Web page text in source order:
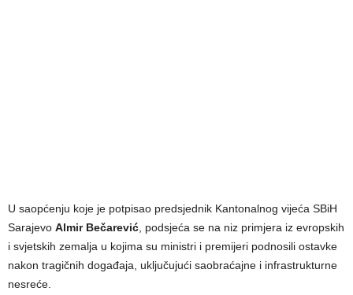
U saopćenju koje je potpisao predsjednik Kantonalnog vijeća SBiH
Sarajevo Almir Bečarević , podsjeća se na niz primjera iz evropskih
i svjetskih zemalja u kojima su ministri i premijeri podnosili ostavke
nakon tragičnih događaja, uključujući saobraćajne i infrastrukturne
nesreće.